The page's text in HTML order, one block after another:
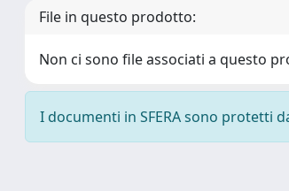
File in questo prodotto:
Non ci sono file associati a questo
I documenti in SFERA sono protetti